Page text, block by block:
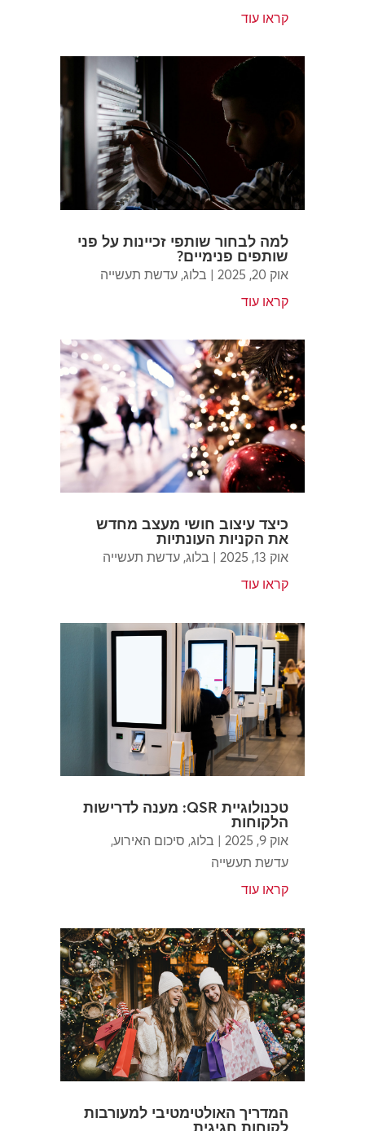
קראו עוד
למה לבחור שותפי זכיינות על פני
שותפים פנימיים?
אוק 20, 2025 | בלוג, עדשת תעשייה
קראו עוד
כיצד עיצוב חושי מעצב מחדש
את הקניות העונתיות
אוק 13, 2025 | בלוג, עדשת תעשייה
קראו עוד
טכנולוגיית QSR: מענה לדרישות
הלקוחות
אוק 9, 2025 | בלוג, סיכום האירוע,
עדשת תעשייה
קראו עוד
המדריך האולטימטיבי למעורבות